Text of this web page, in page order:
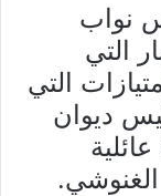
نواب
التي
التي
ديوان